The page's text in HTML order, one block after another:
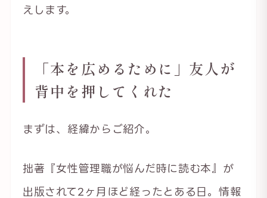
えします。
「本を広めるために」友人が
背中を押してくれた
まずは、経緯からご紹介。
拙著『女性管理職が悩んだ時に読む本』が
出版されて2ヶ月ほど経ったとある日。情報